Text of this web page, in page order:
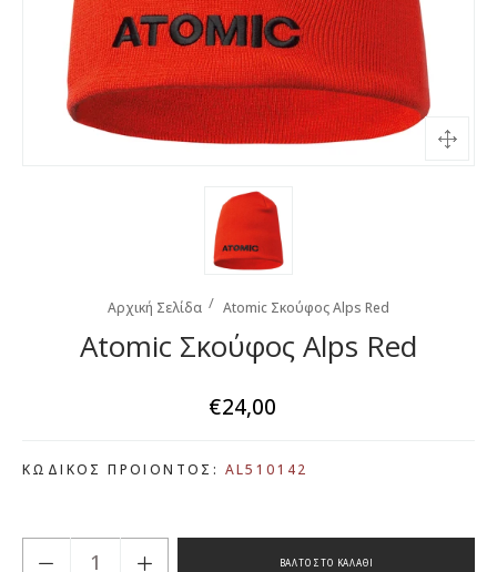
Αρχική Σελίδα Atomic Σκούφος Alps Red
Atomic Σκούφος Alps Red
€24,00
ΚΩΔΙΚΟΣ ΠΡΟΙΟΝΤΟΣ: AL510142
ΒΆΛΤΟ ΣΤΟ ΚΑΛΆΘΙ